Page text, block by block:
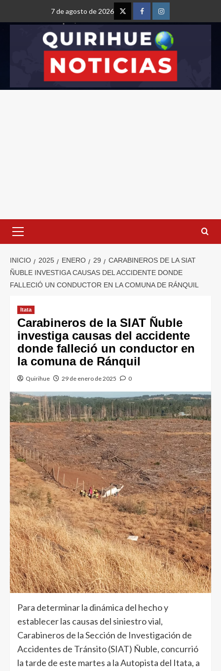
7 de agosto de 2026
INICIO 2025 ENERO 29
CARABINEROS DE LA SIAT
ÑUBLE INVESTIGA CAUSAS DEL ACCIDENTE DONDE
FALLECIÓ UN CONDUCTOR EN LA COMUNA DE RÁNQUIL
Itata
Carabineros de la SIAT Ñuble
investiga causas del accidente
donde falleció un conductor en
la comuna de Ránquil
Quirihue 29 de enero de 2025 0
Para determinar la dinámica del hecho y
establecer las causas del siniestro vial,
Carabineros de la Sección de Investigación de
Accidentes de Tránsito (SIAT) Ñuble, concurrió
la tarde de este martes a la Autopista del Itata, a